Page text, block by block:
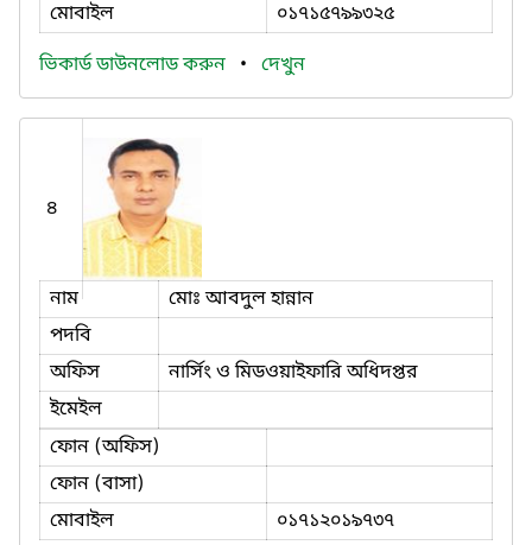
মোবাইল
০১৭১৫৭৯৯৩২৫
ভিকার্ড ডাউনলোড করুন • দেখুন
৪
নাম
মোঃ আবদুল হান্নান
পদবি
অফিস
নার্সিং ও মিডওয়াইফারি অধিদপ্তর
ইমেইল
ফোন (অফিস)
ফোন (বাসা)
মোবাইল
০১৭১২০১৯৭৩৭